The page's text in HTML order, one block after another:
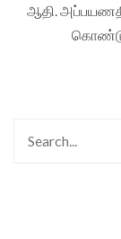
ஆதி.
கொண்டு